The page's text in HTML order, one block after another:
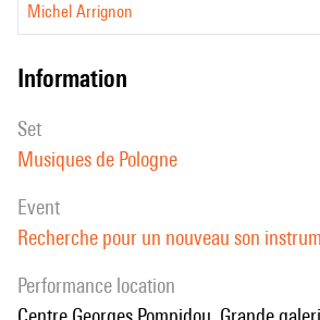
Michel Arrignon
information
set
Musiques de Pologne
event
Recherche pour un nouveau son
performance location